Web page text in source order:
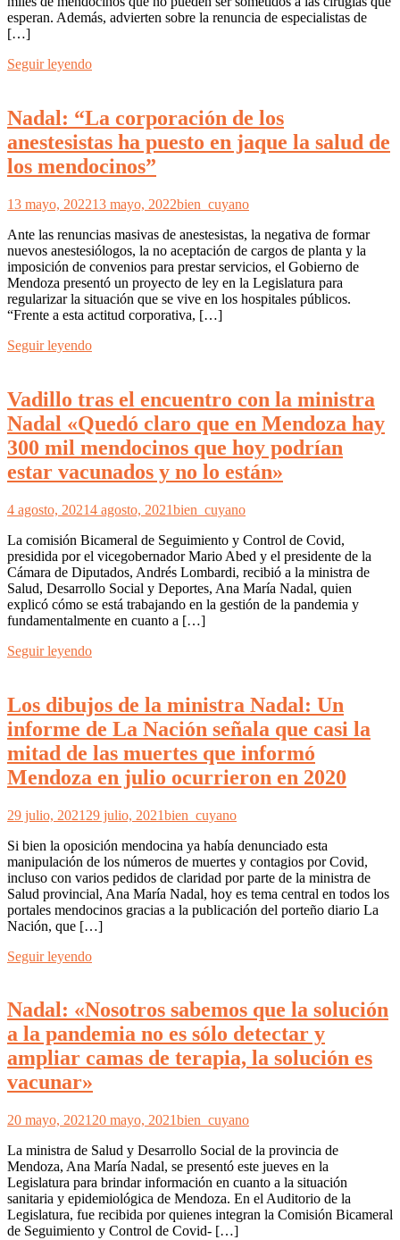
esperan. Además, advierten sobre la renuncia de especialistas de
[…]
Seguir leyendo
Nadal: “La corporación de los
anestesistas ha puesto en jaque la salud de
los mendocinos”
13 mayo, 202213 mayo, 2022bien_cuyano
Ante las renuncias masivas de anestesistas, la negativa de formar
nuevos anestesiólogos, la no aceptación de cargos de planta y la
imposición de convenios para prestar servicios, el Gobierno de
Mendoza presentó un proyecto de ley en la Legislatura para
regularizar la situación que se vive en los hospitales públicos.
“Frente a esta actitud corporativa, […]
Seguir leyendo
Vadillo tras el encuentro con la ministra
Nadal «Quedó claro que en Mendoza hay
300 mil mendocinos que hoy podrían
estar vacunados y no lo están»
4 agosto, 20214 agosto, 2021bien_cuyano
La comisión Bicameral de Seguimiento y Control de Covid,
presidida por el vicegobernador Mario Abed y el presidente de la
Cámara de Diputados, Andrés Lombardi, recibió a la ministra de
Salud, Desarrollo Social y Deportes, Ana María Nadal, quien
explicó cómo se está trabajando en la gestión de la pandemia y
fundamentalmente en cuanto a […]
Seguir leyendo
Los dibujos de la ministra Nadal: Un
informe de La Nación señala que casi la
mitad de las muertes que informó
Mendoza en julio ocurrieron en 2020
29 julio, 2021 29 julio, 2021bien_cuyano
Si bien la oposición mendocina ya había denunciado esta
manipulación de los números de muertes y contagios por Covid,
incluso con varios pedidos de claridad por parte de la ministra de
Salud provincial, Ana María Nadal, hoy es tema central en todos los
portales mendocinos gracias a la publicación del porteño diario La
Nación, que […]
Seguir leyendo
Nadal: «Nosotros sabemos que la solución
a la pandemia no es sólo detectar y
ampliar camas de terapia, la solución es
vacunar»
20 mayo, 2021 20 mayo, 2021bien_cuyano
La ministra de Salud y Desarrollo Social de la provincia de
Mendoza, Ana María Nadal, se presentó este jueves en la
Legislatura para brindar información en cuanto a la situación
sanitaria y epidemiológica de Mendoza. En el Auditorio de la
Legislatura, fue recibida por quienes integran la Comisión Bicameral
de Seguimiento y Control de Covid- […]